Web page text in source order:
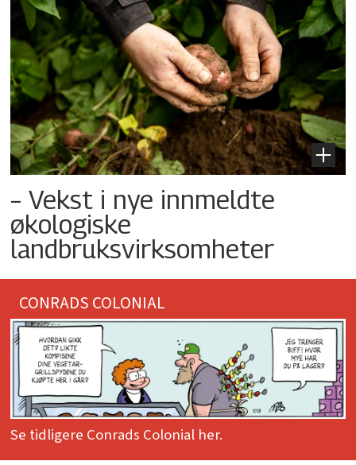
– Vekst i nye innmeldte
økologiske
landbruksvirksomheter
CONRADS COLONIAL
Se tidligere Conrads Colonial her.